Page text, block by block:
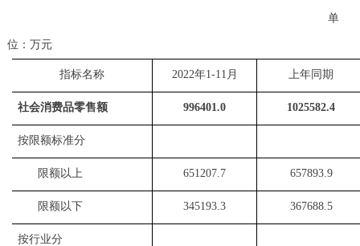
单
位：万元
指标名称 2022年1-11 月 上年同期
社会消费品零售额 996401.0 1025582.4
按限额标准分
限额以上 651207.7 657893.9
限额以下 345193.3 367688.5
按行业分